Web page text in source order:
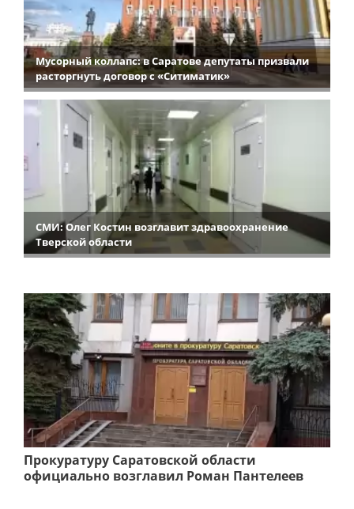
Мусорный коллапс: в Саратове депутаты призвали
расторгнуть договор с «Ситиматик»
СМИ: Олег Костин возглавит здравоохранение
Тверской области
Прокуратуру Саратовской области
официально возглавил Роман Пантелеев